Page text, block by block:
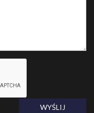
WYŚLIJ